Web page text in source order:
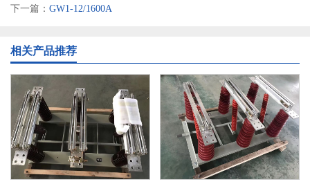
下一篇： GW1-12/1600A
相关产品推荐